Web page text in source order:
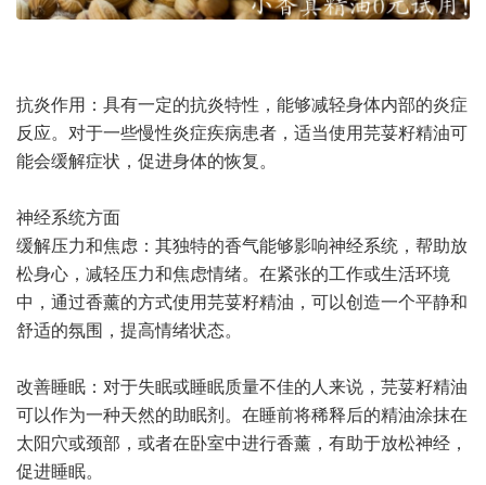
抗炎作用：具有一定的抗炎特性，能够减轻身体内部的炎症
反应。对于一些慢性炎症疾病患者，适当使用芫荽籽精油可
能会缓解症状，促进身体的恢复。
神经系统方面
缓解压力和焦虑：其独特的香气能够影响神经系统，帮助放
松身心，减轻压力和焦虑情绪。在紧张的工作或生活环境
中，通过香薰的方式使用芫荽籽精油，可以创造一个平静和
舒适的氛围，提高情绪状态。
改善睡眠：对于失眠或睡眠质量不佳的人来说，芫荽籽精油
可以作为一种天然的助眠剂。在睡前将稀释后的精油涂抹在
太阳穴或颈部，或者在卧室中进行香薰，有助于放松神经，
促进睡眠。